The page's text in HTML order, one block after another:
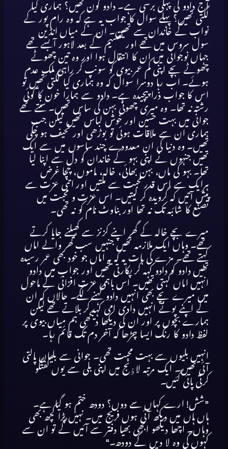
آج دادو کی پہلی برسی ہے۔ دادو کون تھیں؟ ہماری کیا
لگتی تھیں؟ پہلے سوال کا جواب یہ ہے کہ وہ رام پور کے
نواب کے خاندان سے تھیں۔ ان کے میاں انڈین
سول سروس میں تھے اور تقسیم کے بعد لاہور آبسے تھے
جہاں نوجوانی میں ان کا انتقال ہوا اور وہ تین چھوٹے
چھوٹے بچے اپنی کم عمر بیوی کو سونپ کر راہی ملکِ عدم
ہوئے۔ اب رہا دوسرا سوال کہ وہ ہماری کیا لگتی تھیں تو
اس کا جواب ذرا پیچیدہ ہے۔ دادو سے ہمارا خون کا کوئی
رشتہ نہ تھا۔ وہ میری چھوٹی بہن کی ساس تھیں۔ سنتے تھے
جوانی میں بہت حسین اور خوش لباس تھیں لیکن جب
ہماری ان سے ملاقات ہوئی تو بوڑھی اور نحیف ہو چکی
تھیں۔ وہ دنیا کی ان معدودے چند ساسوں میں سے ایک
تھیں جنہوں نے اپنی بہو کے خاندان کو دل سے اپنا لیا
تھا۔ بہو کی ماں، بہن بھائی، خالہ، ماموں، چچا غرض
ہرایک سے اس قدر محبت سے ملتیں اور اتنی عزت سے
پیش آتیں کہ گرویدہ کر لیتیں۔ اس عزت و محبت میں
تصنع کا شائبہ تک نہ تھا اور بناوٹ نام کو نہ تھی۔
میرے بچے خالہ کے گھر اپنے کزنز سے کھیلنے جایا کرتے
تھے۔ وہاں ایک ملازمہ تھیں جنہیں سب گھر والے اماں
کہتے تھے۔ مزے کی بات یہ کہ یہ اماں جو خود بھی عمر رسیدہ
تھیں دادو کو دادو کہہ کر پکارتی تھیں اور جواب میں دادو
انہیں اماں کہتی تھیں۔ اس باہمی عزت افزائی کے ماحول
میں میرے بچے بھی انہیں دادو کہنے لگے۔ حالاں کہ ان
کے اپنے پوتے انہیں دادی امی کہہ کر بلاتے تھے لیکن
ہمارے بچوں پر اور ان کی دیکھا دیکھی ہم میاں بیوی پر
لفظ دادو کا رنگ ایسا چڑھا کہ آخر دم تک قائم رہا۔
انہیں بلیوں سے بہت محبت تھی۔ جوانی سے بلیاں پالتی
آئی تھیں۔ ایک مرتبہ لاﺅنج میں اپنی بلی سے یوں گفتگو
کرتی پائی گئیں۔
”شش! ارے کہاں سے دوں؟ دودھ ختم ہو گیا ہے۔
ہاں ہاں میں دیکھ آئی ہوں فریج میں۔ نہیں پڑا کچھ بھی
وہاں۔ اچھا دیکھو ابھی بھیا دفتر سے آئیں گے تو ان سے
کہوں گی وہ لا دیں گے دودھ۔“